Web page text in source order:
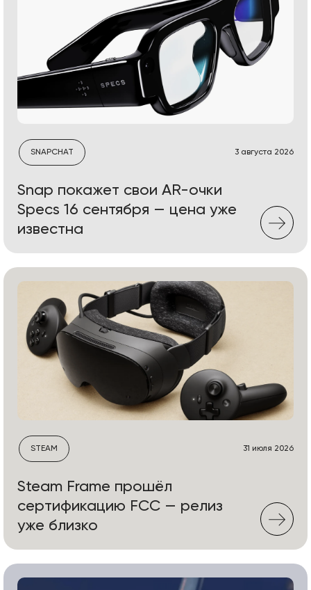
SNAPCHAT 3 августа 2026
Snap покажет свои AR-очки
Specs 16 сентября — цена уже
известна
STEAM 31 июля 2026
Steam Frame прошёл
сертификацию FCC — релиз
уже близко